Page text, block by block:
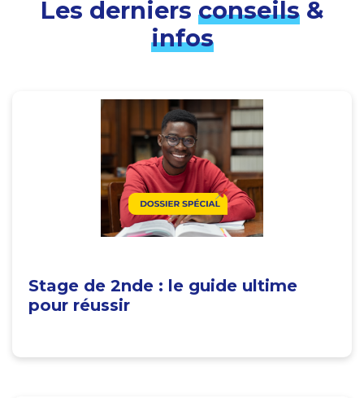
Les derniers conseils&
infos
Stage de 2nde : le guide ultime
pour réussir